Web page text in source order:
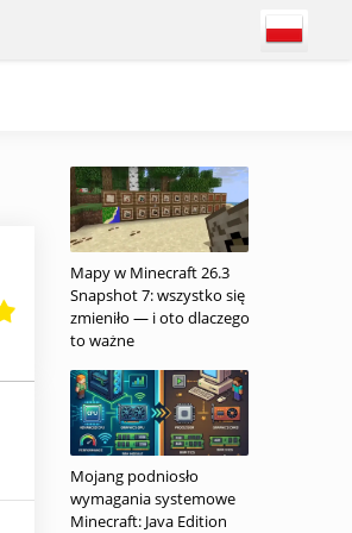
Mapy w Minecraft 26.3
Snapshot 7: wszystko się
zmieniło — i oto dlaczego
to ważne
Mojang podniosło
wymagania systemowe
Minecraft: Java Edition